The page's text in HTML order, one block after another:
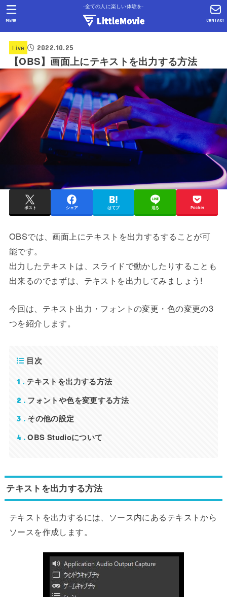
-全ての人に楽しい体験を-
CONTACT
MENU
Live 2022.10.25
【OBS】画面上にテキストを出力する方法
ポスト シェア はてブ 送る Pocket
OBSでは、画面上にテキストを出力するすることが可
能です。
出力したテキストは、スライドで動かしたりすることも
出来るのでまずは、テキストを出力してみましょう!
今回は、テキスト出力・フォントの変更・色の変更の3
つを紹介します。
目次
1 テキストを出力する方法
2 フォントや色を変更する方法
3 その他の設定
4 OBS Studioについて
テキストを出力する方法
テキストを出力するには、ソース内にあるテキストから
ソースを作成します。